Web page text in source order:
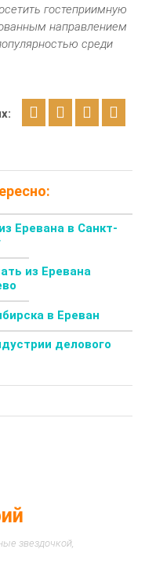
гостеприимную
направлением
среди
Еревана в Санкт-
из Еревана
в Ереван
делового
звездочкой,